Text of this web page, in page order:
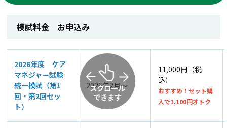
模試料金 お申込み
2026年度 ケア
マネジャー試験
統一模試（第1
回・第2回セッ
ト）
2026年2月～
11,000円（税
込）
おすすめ！セット購
入で1,100円オトク